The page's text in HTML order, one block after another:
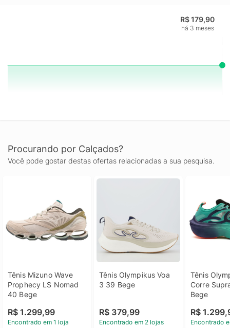
R$ 179,90
há 3 meses
Procurando por Calçados?
Você pode gostar destas ofertas relacionadas a sua pesquisa.
Tênis Mizuno Wave
Prophecy LS Nomad
40 Bege
R$ 1.299,99
Encontrado em 1 loja
Tênis Olympikus Voa
3 39 Bege
R$ 379,99
Encontrado em 2 lojas
Tênis
Corre
Bege
R$
Encontrado